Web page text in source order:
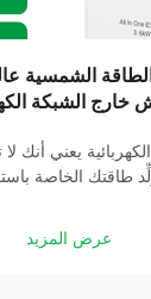
الطاقة الشمسية
خارج الشبكة
يعني أنك لا
طاقتك الخاصة
وبفضل
التي تولِّدها الألواح
عرض المزيد